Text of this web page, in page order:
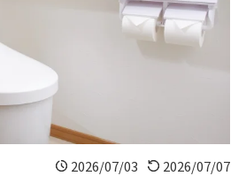
2026/07/03 2026/07/07